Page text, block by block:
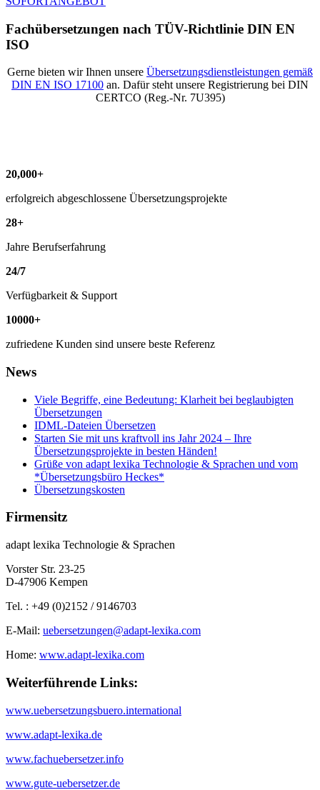
Fachübersetzungen nach TÜV-Richtlinie DIN EN
ISO
Gerne bieten wir Ihnen unsere Übersetzungsdienstleistungen gemäß
DIN EN ISO 17100 an. Dafür steht unsere Registrierung bei DIN
CERTCO (Reg.-Nr. 7U395)
20,000+
erfolgreich abgeschlossene Übersetzungsprojekte
28+
Jahre Berufserfahrung
24/7
Verfügbarkeit & Support
10000+
zufriedene Kunden sind unsere beste Referenz
News
Viele Begriffe, eine Bedeutung: Klarheit bei beglaubigten
Übersetzungen
IDML-Dateien Übersetzen
Starten Sie mit uns kraftvoll ins Jahr 2024 – Ihre
Übersetzungsprojekte in besten Händen!
Grüße von adapt lexika Technologie & Sprachen und vom
*Übersetzungsbüro Heckes*
Übersetzungskosten
Firmensitz
adapt lexika Technologie & Sprachen
Vorster Str. 23-25
D-47906 Kempen
Tel. : +49 (0)2152 / 9146703
E-Mail: uebersetzungen@adapt-lexika.com
Home: www.adapt-lexika.com
Weiterführende Links:
www.uebersetzungsbuero.international
www.adapt-lexika.de
www.fachuebersetzer.info
www.gute-uebersetzer.de